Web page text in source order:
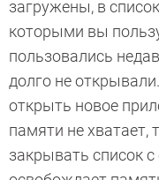
загружены, в
которыми вы
пользовались
долго не
открыть новое
памяти не хватает,
закрывать список